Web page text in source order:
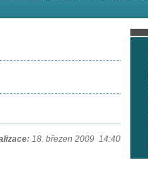
18. březen 2009 14:40